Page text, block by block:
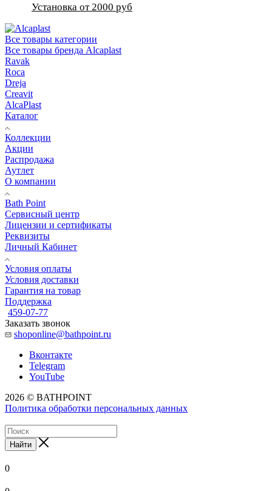
Установка от 2000 руб
Все товары категории
Все товары бренда Alcaplast
Ravak
Roca
Dreja
Creavit
AlcaPlast
Каталог
Коллекции
Акции
Распродажа
Аутлет
О компании
Bath Point
Сервисный центр
Лицензии и сертификаты
Реквизиты
Личный Кабинет
Условия оплаты
Условия доставки
Гарантия на товар
Поддержка
459-07-77
Заказать звонок
shoponline@bathpoint.ru
Вконтакте
Telegram
YouTube
2026 © BATHPOINT
Политика обработки персональных данных
Найти
0